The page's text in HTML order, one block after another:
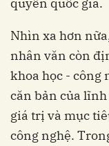
Nhìn xa hơn
nhân văn còn
khoa học - công
căn bản của lĩnh
giá trị và mục
công nghệ.